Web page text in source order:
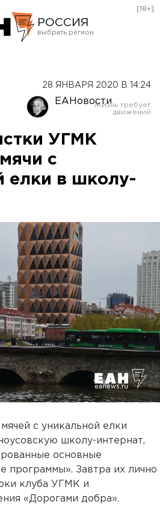
РОССИЯ
Оренбург
[18+]
28 ЯНВАРЯ 2020 В 14:24
ЕАНовости
УГМК
с
елки в школу-
с уникальной елки
школу-интернат,
основные
программы». Завтра их лично
клуба УГМК и
«Дорогами добра».